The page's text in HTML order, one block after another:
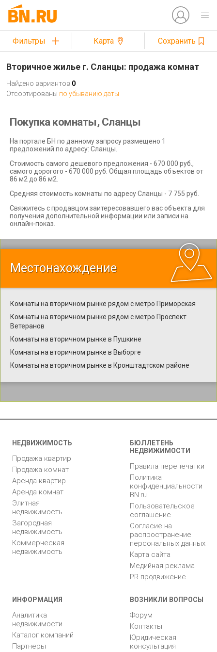
Фильтры Карта Сохранить
Вторичное жилье г. Сланцы: продажа комнат
Найдено вариантов 0
Отсортированы по убыванию даты
Покупка комнаты, Сланцы
На портале БН по данному запросу размещено 1
предложений по адресу: Сланцы.
Стоимость самого дешевого предложения - 670 000 руб.,
самого дорогого - 670 000 руб. Общая площадь объектов от
86 м2 до 86 м2.
Средняя стоимость комнаты по адресу Сланцы - 7 755 руб.
Свяжитесь с продавцом заитересовавшего вас объекта для
получения дополнительной информации или записи на
онлайн-показ.
Местонахождение
Комнаты на вторичном рынке рядом с метро Приморская
Комнаты на вторичном рынке рядом с метро Проспект
Ветеранов
Комнаты на вторичном рынке в Пушкине
Комнаты на вторичном рынке в Выборге
Комнаты на вторичном рынке в Кронштадтском районе
НЕДВИЖИМОСТЬ
Продажа квартир
Продажа комнат
Аренда квартир
Аренда комнат
Элитная
недвижимость
Загородная
недвижимость
Коммерческая
недвижимость
БЮЛЛЕТЕНЬ
НЕДВИЖИМОСТИ
Правила перепечатки
Политика
конфиденциальности
BN.ru
Пользовательское
соглашение
Согласие на
распространение
персональных данных
Карта сайта
Медийная реклама
PR продвижение
ИНФОРМАЦИЯ
Аналитика
недвижимости
Каталог компаний
Партнеры
ВОЗНИКЛИ ВОПРОСЫ
Форум
Контакты
Юридическая
консультация